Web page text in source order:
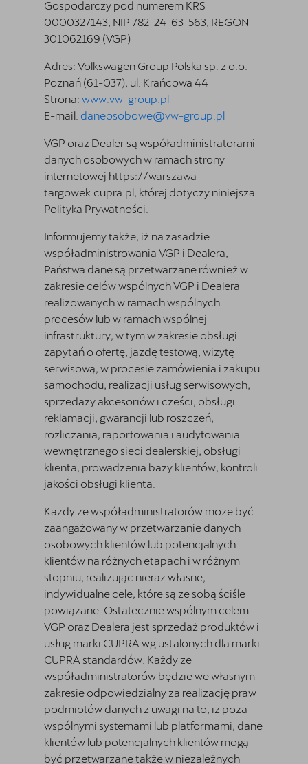
Gospodarczy pod numerem KRS
0000327143, NIP 782-24-63-563, REGON
301062169 (VGP)
Adres: Volkswagen Group Polska sp. z o.o.
Poznań (61-037), ul. Krańcowa 44
Strona: www.vw-group.pl
E-mail: daneosobowe@vw-group.pl
VGP oraz Dealer są współadministratorami
danych osobowych w ramach strony
internetowej https://warszawa-
targowek.cupra.pl, której dotyczy niniejsza
Polityka Prywatności.
Informujemy także, iż na zasadzie
współadministrowania VGP i Dealera,
Państwa dane są przetwarzane również w
zakresie celów wspólnych VGP i Dealera
realizowanych w ramach wspólnych
procesów lub w ramach wspólnej
infrastruktury, w tym w zakresie obsługi
zapytań o ofertę, jazdę testową, wizytę
serwisową, w procesie zamówienia i zakupu
samochodu, realizacji usług serwisowych,
sprzedaży akcesoriów i części, obsługi
reklamacji, gwarancji lub roszczeń,
rozliczania, raportowania i audytowania
wewnętrznego sieci dealerskiej, obsługi
klienta, prowadzenia bazy klientów, kontroli
jakości obsługi klienta.
Każdy ze współadministratorów może być
zaangażowany w przetwarzanie danych
osobowych klientów lub potencjalnych
klientów na różnych etapach i w różnym
stopniu, realizując nieraz własne,
indywidualne cele, które są ze sobą ściśle
powiązane. Ostatecznie wspólnym celem
VGP oraz Dealera jest sprzedaż produktów i
usług marki CUPRA wg ustalonych dla marki
CUPRA standardów. Każdy ze
współadministratorów będzie we własnym
zakresie odpowiedzialny za realizację praw
podmiotów danych z uwagi na to, iż poza
wspólnymi systemami lub platformami, dane
klientów lub potencjalnych klientów mogą
być przetwarzane także w niezależnych